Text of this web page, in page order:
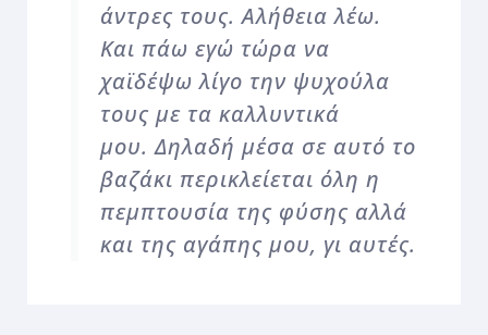
άντρες τους. Αλήθεια λέω.
Και πάω εγώ τώρα να
χαϊδέψω λίγο την ψυχούλα
τους με τα καλλυντικά
μου. Δηλαδή μέσα σε αυτό το
βαζάκι περικλείεται όλη η
πεμπτουσία της φύσης αλλά
και της αγάπης μου, γι αυτές.